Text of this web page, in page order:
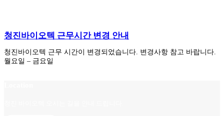
청진바이오텍 근무시간 변경 안내
청진바이오텍 근무 시간이 변경되었습니다. 변경사항 참고 바랍니다.
월요일 – 금요일